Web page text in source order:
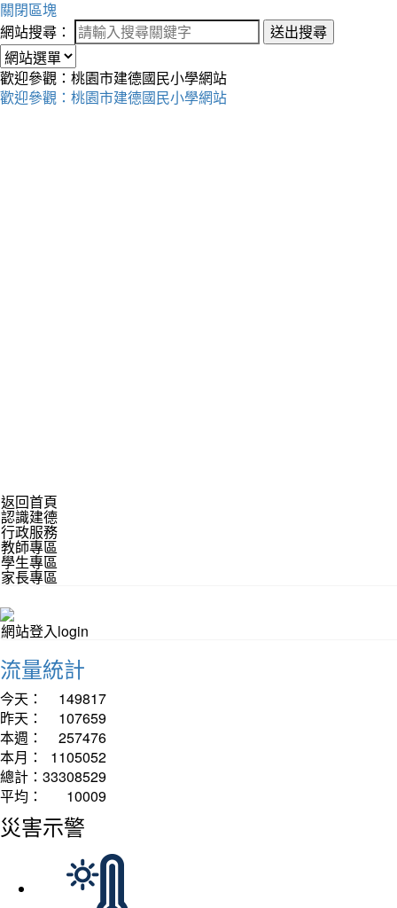
關閉區塊
網站搜尋：
送出搜尋
歡迎參觀：桃園市建德國民小學網站
歡迎參觀：桃園市建德國民小學網站
返回首頁
認識建德
行政服務
教師專區
學生專區
家長專區
網站登入login
流量統計
今天：
149817
昨天：
107659
本週：
257476
本月：
1105052
總計： 33308529
平均：
10009
災害示警